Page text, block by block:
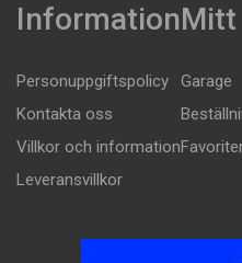
Information
Personuppgiftspolicy
Kontakta oss
Villkor och information
Leveransvillkor
Mitt
Garage